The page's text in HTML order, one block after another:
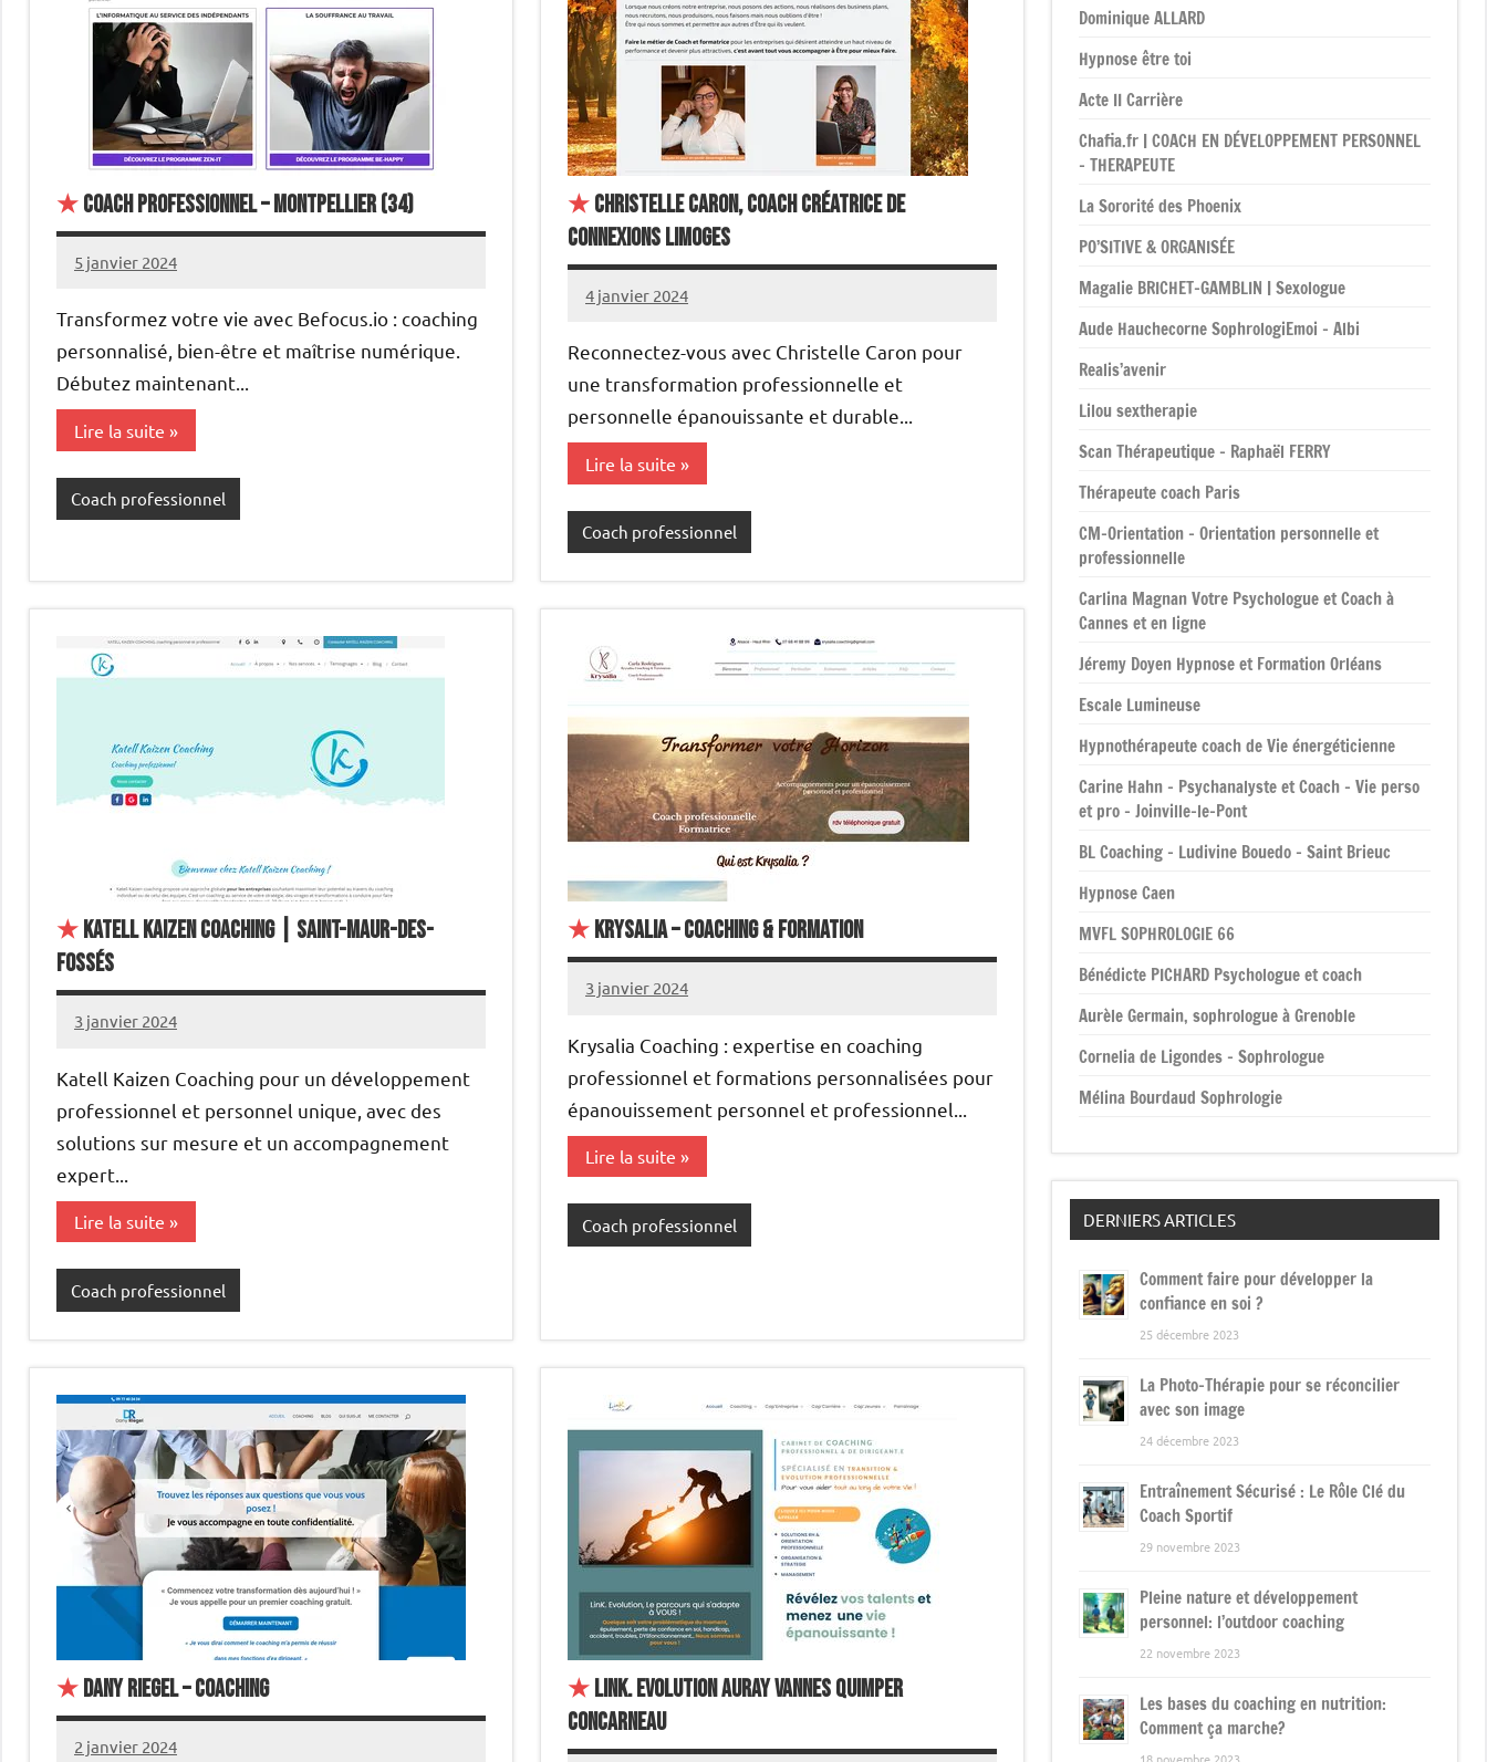
★Coach professionnel – Montpellier (34)
5 janvier 2024
annuairecoaching
Transformez votre vie avec Befocus.io : coaching
personnalisé, bien-être et maîtrise numérique.
Débutez maintenant...
Lire la suite
Coach professionnel
★Christelle Caron, Coach Créatrice de
Connexions Limoges
4 janvier 2024
annuairecoaching
Reconnectez-vous avec Christelle Caron pour
une transformation professionnelle et
personnelle épanouissante et durable...
Lire la suite
Coach professionnel
★Katell Kaizen Coaching | Saint-Maur-des-
Fossés
3 janvier 2024
annuairecoaching
Katell Kaizen Coaching pour un développement
professionnel et personnel unique, avec des
solutions sur mesure et un accompagnement
expert...
Lire la suite
Coach professionnel
★Krysalia – Coaching & Formation
3 janvier 2024
annuairecoaching
Krysalia Coaching : expertise en coaching
professionnel et formations personnalisées pour
épanouissement personnel et professionnel...
Lire la suite
Coach professionnel
★Dany Riegel – Coaching
2 janvier 2024
★LinK. Evolution Auray Vannes Quimper
Concarneau
Dominique ALLARD
Hypnose être toi
Acte II Carrière
Chafia.fr | COACH EN DÉVELOPPEMENT PERSONNEL
– THERAPEUTE
La Sororité des Phoenix
PO’SITIVE & ORGANISÉE
Magalie BRICHET-GAMBLIN | Sexologue
Aude Hauchecorne SophrologiEmoi – Albi
Realis’avenir
Lilou sextherapie
Scan Thérapeutique – Raphaël FERRY
Thérapeute coach Paris
CM-Orientation – Orientation personnelle et
professionnelle
Carlina Magnan Votre Psychologue et Coach à
Cannes et en ligne
Jéremy Doyen Hypnose et Formation Orléans
Escale Lumineuse
Hypnothérapeute coach de Vie énergéticienne
Carine Hahn – Psychanalyste et Coach – Vie perso
et pro – Joinville-le-Pont
BL Coaching – Ludivine Bouedo – Saint Brieuc
Hypnose Caen
MVFL SOPHROLOGIE 66
Bénédicte PICHARD Psychologue et coach
Aurèle Germain, sophrologue à Grenoble
Cornelia de Ligondes – Sophrologue
Mélina Bourdaud Sophrologie
DERNIERS ARTICLES
Comment faire pour développer la
confiance en soi ?
25 décembre 2023
La Photo-Thérapie pour se réconcilier
avec son image
24 décembre 2023
Entraînement Sécurisé : Le Rôle Clé du
Coach Sportif
29 novembre 2023
Pleine nature et développement
personnel: l’outdoor coaching
22 novembre 2023
Les bases du coaching en nutrition:
Comment ça marche?